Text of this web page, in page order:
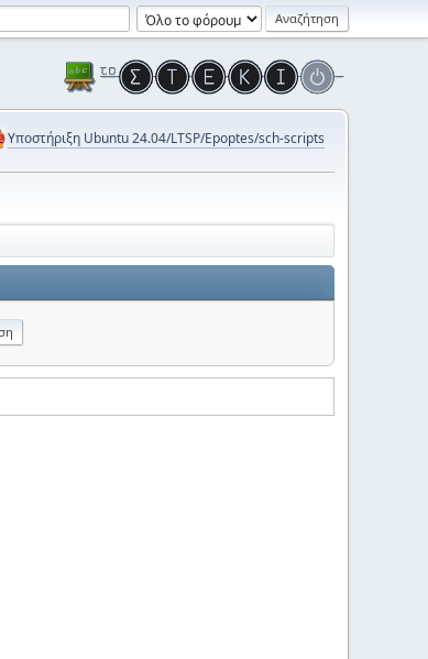
Υποστήριξη Ubuntu 24.04/LTSP/Epoptes/sch-scripts